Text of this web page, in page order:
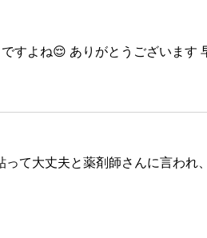
すよね😌 ありがとうございます
て大丈夫と薬剤師さんに言われ